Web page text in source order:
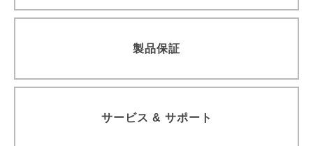
製品保証
サービス & サポート